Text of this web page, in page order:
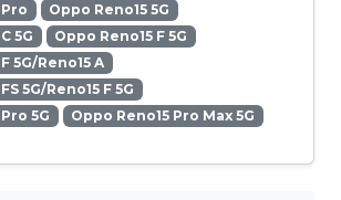
Oppo Reno15 5G
5G
Oppo Reno15 F 5G
5G/Reno15 A
5G/Reno15 F 5G
5G
Oppo Reno15 Pro Max 5G